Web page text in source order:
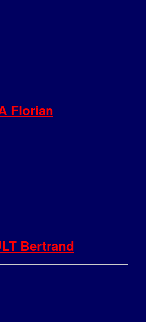
Florian
Bertrand